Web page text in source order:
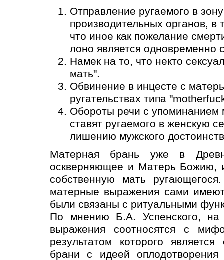
Отправление ругаемого в
производительных органов,
что иное как пожелание
лоно является
Намек на то, что некто
мать".
Обвинение в инцесте с
ругательствах типа
Обороты речи с упоминанием
ставят ругаемого в женскую
лишению мужского
Матерная брань уже в
оскверняющее и Матерь Божию,
собственную мать
матерные выражения сами
были связаны с ритуальными
По мнению Б.А. Успенского, на
выражения соотносятся с
результатом которого
брани с идеей